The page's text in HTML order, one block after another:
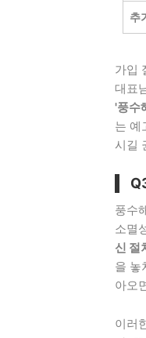
추
가입
대표
'풍수
는 예
시길
풍수
소멸
신 절
을 놓
아오
이러